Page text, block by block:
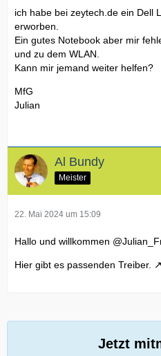
ich habe bei zeytech.de ein Dell
erworben.
Ein gutes Notebook aber mir
und zu dem WLAN.
Kann mir jemand weiter helfen?
MfG
Julian
Al Bundy
Meister
22. Mai 2024 um 15:09
Hallo und willkommen
Hier gibt es passenden Treiber.
Jetzt